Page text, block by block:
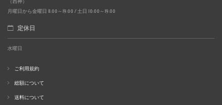
月曜日から金曜日 11:00～19:00 / 土日 10:00～19:00
定休日
水曜日
ご利用規約
総額について
送料について